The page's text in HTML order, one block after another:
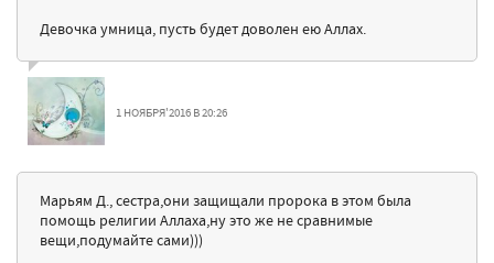
Девочка умница, пусть будет доволен ею Аллах.
1 НОЯБРЯ'2016 В 20:26
Марьям Д., сестра,они защищали пророка в этом была
помощь религии Аллаха,ну это же не сравнимые
вещи,подумайте сами)))